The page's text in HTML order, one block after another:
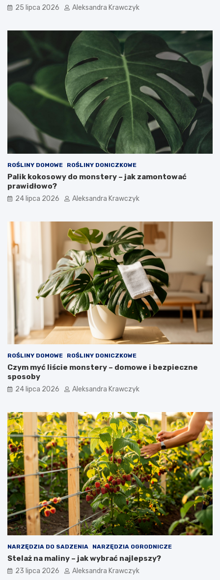
25 lipca 2026 Aleksandra Krawczyk
ROŚLINY DOMOWE ROŚLINY DONICZKOWE
Palik kokosowy do monstery – jak zamontować
prawidłowo?
24 lipca 2026 Aleksandra Krawczyk
ROŚLINY DOMOWE ROŚLINY DONICZKOWE
Czym myć liście monstery – domowe i bezpieczne
sposoby
24 lipca 2026 Aleksandra Krawczyk
NARZĘDZIA DO SADZENIA NARZĘDZIA OGRODNICZE
Stelaż na maliny – jak wybrać najlepszy?
23 lipca 2026 Aleksandra Krawczyk